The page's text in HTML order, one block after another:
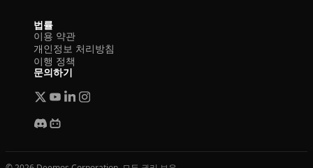
법률
이용 약관
개인정보 처리방침
이행 정책
문의하기